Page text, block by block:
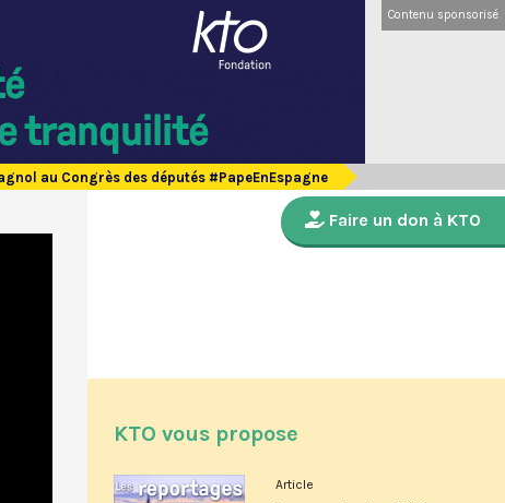
Contenu sponsorisé
au Congrès des députés #PapeEnEspagne
Faire un don à KTO
KTO vous propose
Article